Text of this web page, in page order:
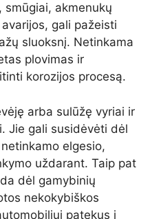
smūgiai, akmenukų
gali pažeisti
sluoksnį. Netinkama
plovimas ir
korozijos procesą.
arba sulūžę vyriai ir
Jie gali susidėvėti dėl
elgesio,
uždarant. Taip pat
dėl gamybinių
nekokybiškos
patekus į